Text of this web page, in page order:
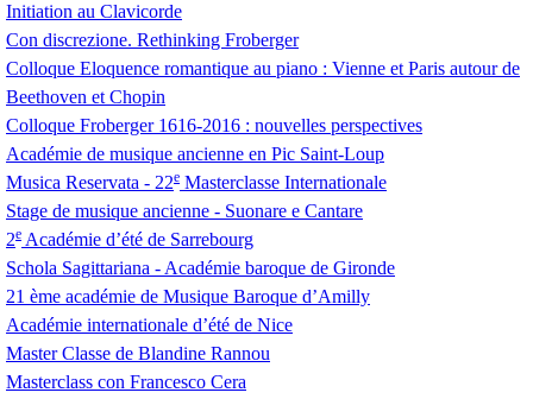
Initiation au Clavicorde
Con discrezione. Rethinking Froberger
Colloque Eloquence romantique au piano : Vienne et Paris autour de
Beethoven et Chopin
Colloque Froberger 1616-2016 : nouvelles perspectives
Académie de musique ancienne en Pic Saint-Loup
Musica Reservata - 22e Masterclasse Internationale
Stage de musique ancienne - Suonare e Cantare
2e Académie d’été de Sarrebourg
Schola Sagittariana - Académie baroque de Gironde
21 ème académie de Musique Baroque d’Amilly
Académie internationale d’été de Nice
Master Classe de Blandine Rannou
Masterclass con Francesco Cera